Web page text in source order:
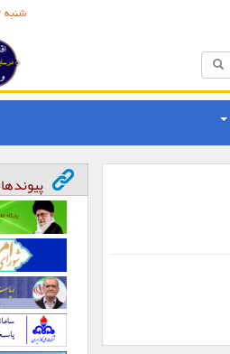
شنبه 17 مرداد 1405
پیوندها